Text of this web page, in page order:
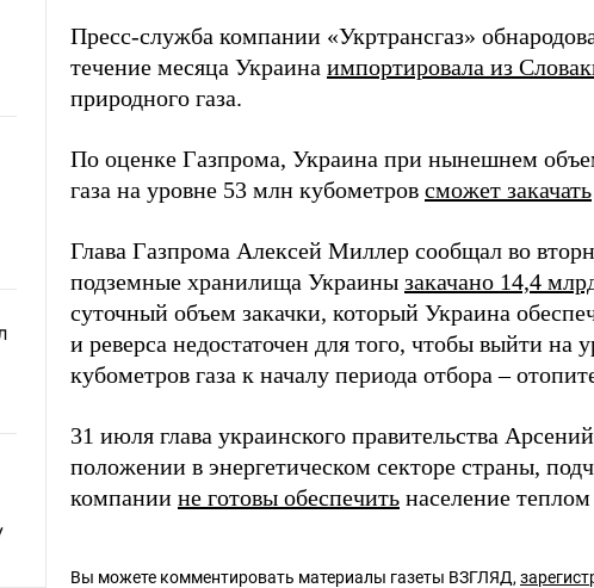
Пресс-служба компании «Укртрансгаз»
течение месяца Украина импортировала из
природного газа.
По оценке Газпрома, Украина при нынешнем
газа на уровне 53 млн кубометров сможет закачать
Глава Газпрома Алексей Миллер сообщал во
подземные хранилища Украины закачано 14,4
суточный объем закачки, который Украина
и реверса недостаточен для того, чтобы выйти
кубометров газа к началу периода отбора –
31 июля глава украинского правительства
положении в энергетическом секторе страны,
компании не готовы обеспечить население
Вы можете комментировать материалы газеты ВЗГЛЯД,